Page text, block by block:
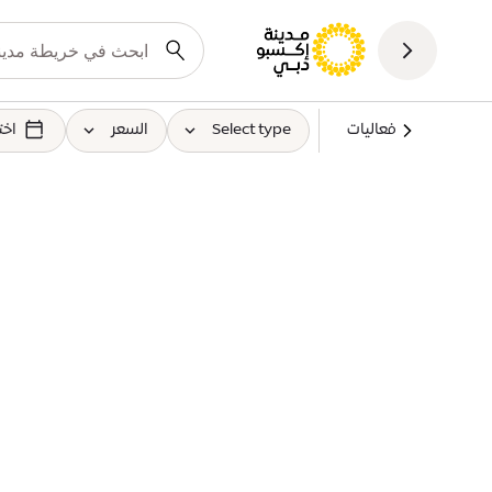
فعاليات Select type السعر يختار